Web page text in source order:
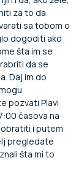
za to da
sa tobom o
dogoditi ako
šta im se
da se
Daj im do
pozvati Plavi
časova na
i putem
pregledate
šta mi to